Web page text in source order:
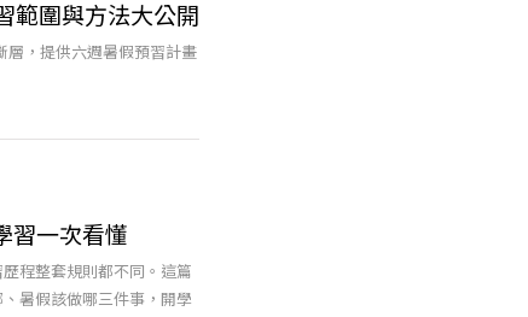
範圍與方法大公開
層，提供六週暑假預習計畫
習一次看懂
程整套規則都不同。這篇
暑假該做哪三件事，開學